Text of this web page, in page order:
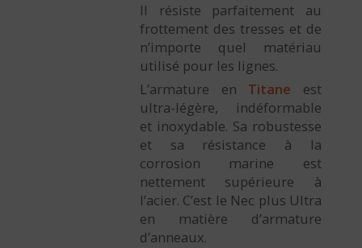
Il résiste parfaitement au
frottement des tresses et de
n’importe quel matériau
utilisé pour les lignes.
L’armature en Titane est
ultra-légère, indéformable
et inoxydable. Sa robustesse
et sa résistance à la
corrosion marine est
nettement supérieure à
l’acier. C’est le Nec plus Ultra
en matière d’armature
d’anneaux.